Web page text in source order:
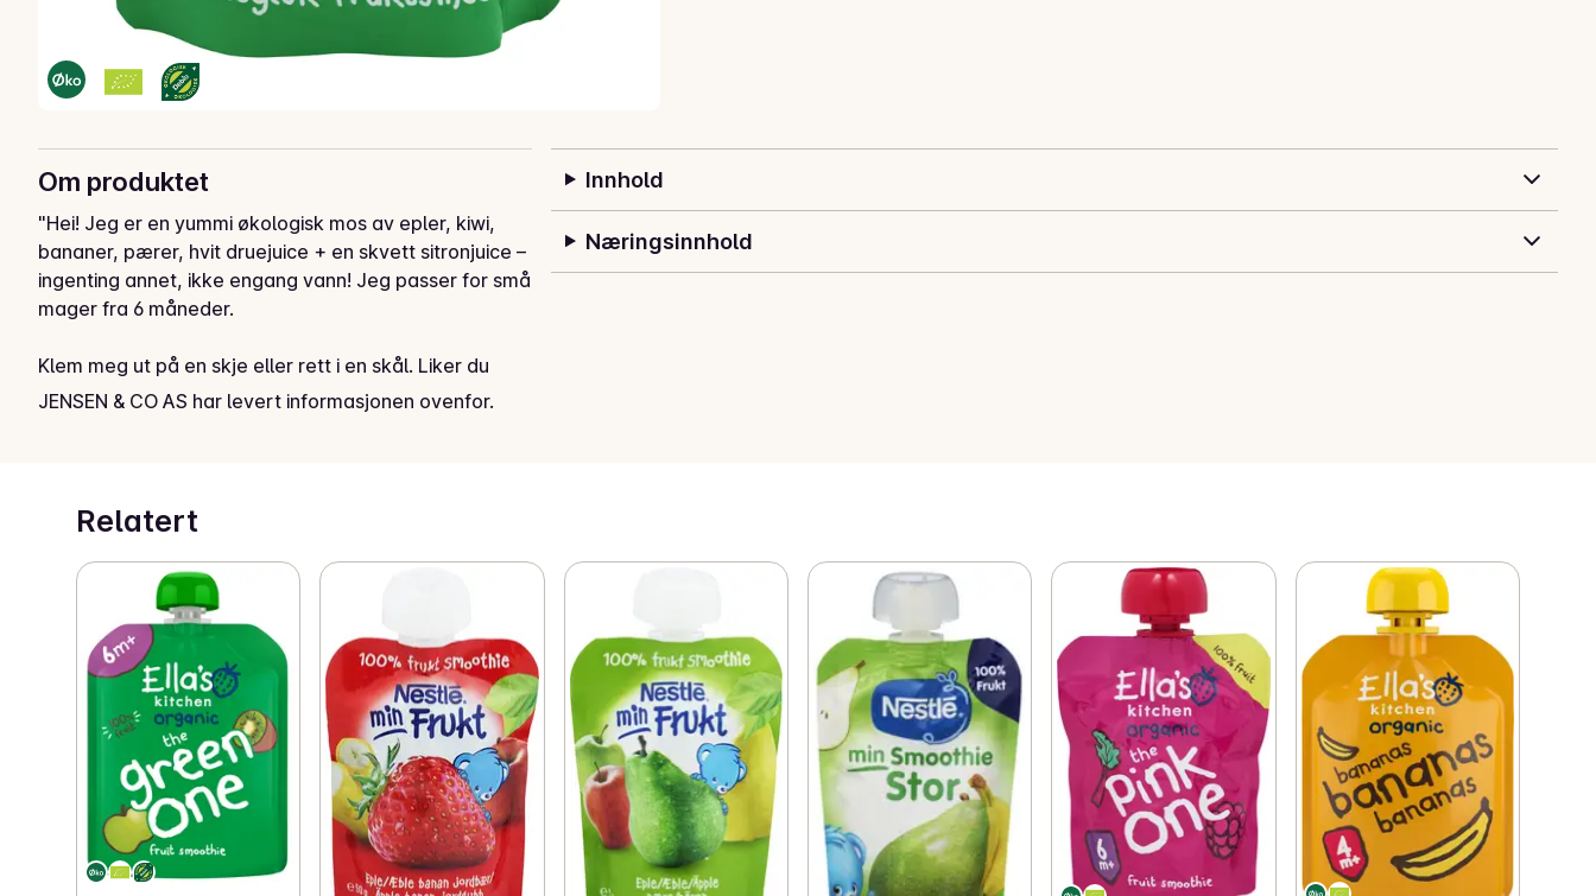
Om produktet
"Hei! Jeg er en yummi økologisk mos av epler, kiwi,
bananer, pærer, hvit druejuice + en skvett sitronjuice –
ingenting annet, ikke engang vann! Jeg passer for små
mager fra 6 måneder.
Klem meg ut på en skje eller rett i en skål. Liker du
meg best varm, kan du gi meg et varmt vannbad, men
blir litt kald, men smaker fortsatt digg!
Som en B Corp-bedrift følger vi strenge regler for å ta
vare på både mennesker og planeten vår."
JENSEN & CO AS har levert informasjonen ovenfor.
Innhold
Næringsinnhold
Relatert